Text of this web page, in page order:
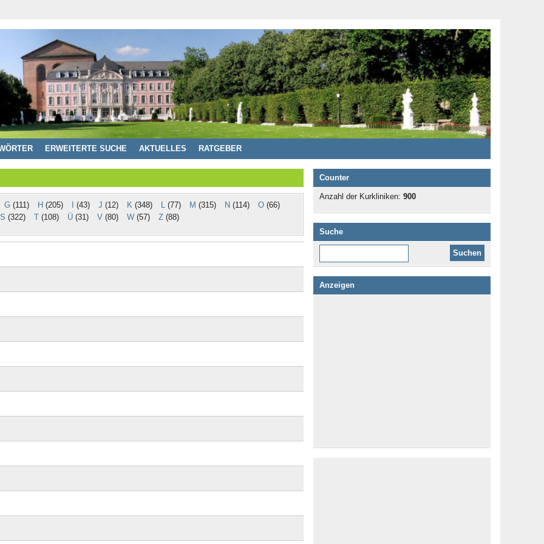
ERWEITERTE SUCHE AKTUELLES RATGEBER
G (111) H (205) (43) J (12) K (348) L (77) M (315) N (114) O (66)
S (322) T (108) Ü (31) V (80) W (57) Z (88)
Counter
Anzahl der Kurkliniken: 900
Suche
Anzeigen